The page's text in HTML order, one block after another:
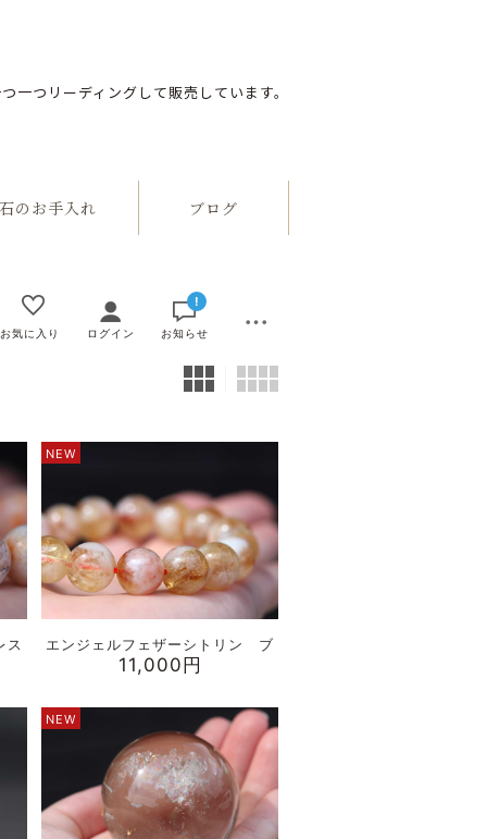
一つリーディングして販売しています。
お手入れ ブログ
お気に入り ログイン
!
お知らせ
ス
NEW
エンジェルフェザーシトリン ブ
11,000円
NEW